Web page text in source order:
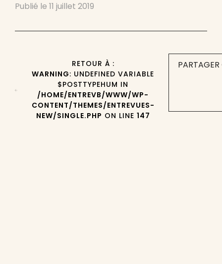
Publié le 11 juillet 2019
RETOUR À :
WARNING: UNDEFINED VARIABLE
$POSTTYPEHUM IN
/HOME/ENTREVB/WWW/WP-
CONTENT/THEMES/ENTREVUES-
NEW/SINGLE.PHP ON LINE 147